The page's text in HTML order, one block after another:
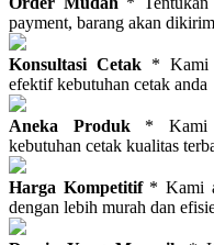
payment, barang akan dikirim
Konsultasi Cetak* Kami
efektif kebutuhan cetak anda
Aneka Produk * Kami
kebutuhan cetak kualitas
Harga Kompetitif* Kami
dengan lebih murah dan